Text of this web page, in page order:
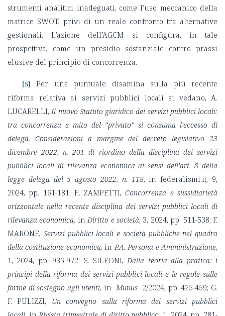
strumenti analitici inadeguati, come l’uso meccanico della
matrice SWOT, privi di un reale confronto tra alternative
gestionali. L’azione dell’AGCM si configura, in tale
prospettiva, come un presidio sostanziale contro prassi
elusive del principio di concorrenza.
[5] Per una puntuale disamina sulla più recente
riforma relativa ai servizi pubblici locali si vedano, A.
LUCARELLI,Il nuovo Statuto giuridico dei servizi pubblici locali:
tra concorrenza e mito del “privato” si consuma l’eccesso di
delega. Considerazioni a margine del decreto legislativo 23
dicembre 2022, n. 201 di riordino della disciplina dei servizi
pubblici locali di rilevanza economica ai sensi dell’art. 8 della
legge delega del 5 agosto 2022, n. 118, in federalismi.it, 9,
2024, pp. 161-181; E. ZAMPETTI,Concorrenza e sussidiarietà
orizzontale nella recente disciplina dei servizi pubblici locali di
rilevanza economica, inDiritto e società, 3, 2024, pp. 511-538; F.
MARONE, Servizi pubblici locali e società pubbliche nel quadro
della costituzione economica, in P.A. Persona e Amministrazione,
1, 2024, pp. 935-972; S. SILEONI,Dalla teoria alla pratica: i
principi della riforma dei servizi pubblici locali e le regole sulle
forme di sostegno agli utenti, inMunus 2/2024, pp. 425-459; G.
F. PULIZZI, Un convegno sulla riforma dei servizi pubblici